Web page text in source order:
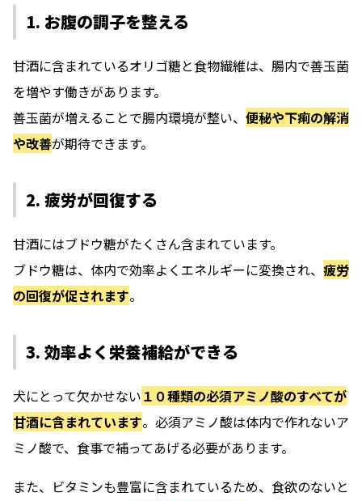
1. お腹の調子を整える
甘酒に含まれているオリゴ糖と食物繊維は、腸内で善玉菌
を増やす働きがあります。
善玉菌が増えることで腸内環境が整い、 便秘や下痢の解消
や改善が期待できます。
2. 疲労が回復する
甘酒にはブドウ糖がたくさん含まれています。
ブドウ糖は、体内で効率よくエネルギーに変換され、 疲労
の回復が促されます。
3. 効率よく栄養補給ができる
犬にとって欠かせない１０種類の必須アミノ酸のすべてが
甘酒に含まれています。必須アミノ酸は体内で作れないア
ミノ酸で、食事で補ってあげる必要があります。
また、ビタミンも豊富に含まれているため、食欲のないと